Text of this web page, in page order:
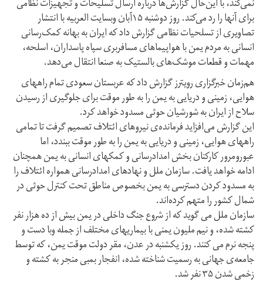
نمی‌کند، با این‌حال گزارش‌ها درباره ارسال تسلیحات و تجهیزات نظامی
برای آنها را رد می‌کند. روز دوشنبه ۱۵آبان وبسایت العربیه با انتشار
تصاویری از تسلحیات نظامی گزارش داد که ایران به بهانه کمک‌رسانی
انسانی به مردم یمن با هواپیماهای مسافربری سپاه پاسداران، اسلحه،
مهمات و قطعات موشک‌های بالستیک به صنعا انتقال می‌دهد.
هم‌زمان خبرگزاری رویترز گزارش داد که عربستان سعودی تمام راههای
هوایی، زمینی و دریایی به یمن را به طور موقت برای جلوگیری از رسیدن
سلاح از ایران به شورشیان حوثی مسدود خواهد کرد.
این گزارش می‌افزاید فرمانده‌ی نیروهای ائتلاف تصمیم گرفت تا تمامی
راههای هوایی، زمینی و دریایی به یمن را به طور موقت ببندد، اما
عبور‌و‌مرور کارکنان بخش امداد‌رسانی و کمکهای انسانی به یمن همچنان
ادامه خواهد یافت. سازمان ملل و نهادهای امدادرسانی همواره ائتلاف را
به مسدود کردن دسترسی به یمن بخصوص مناطق تحت کنترل حوثی‌ در
شمال کشور را متهم کرده‌اند.
سازمان ملل می گوید که از شروع جنگ داخلی در یمن بیش از ده هزار نفر
کشته شده، و نیم ملیون یمنی با بیماریهای مختلف از جمله وبا دست و
پنجه نرم می کنند. روز یکشنبه در عدن، مقر دولت موقت یمن، که توسط
جامعه‌ی جهانی به رسمیت شناخته شده، انفجار بمبی منجر به کشته و
زخمی شدن ۳۵ نفر شد.